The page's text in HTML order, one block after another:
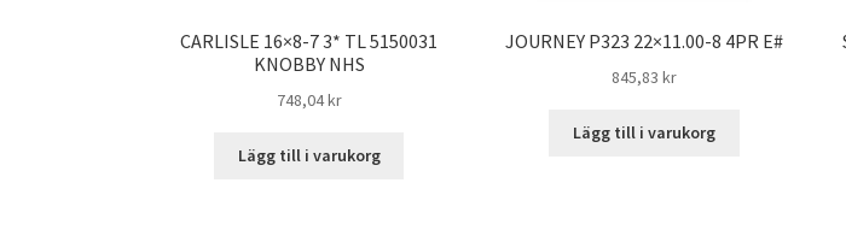
CARLISLE 16×8-7 3* TL 5150031
KNOBBY NHS
748,04 kr
Lägg till i varukorg
JOURNEY P323 22×11.00-8 4PR E#
845,83 kr
Lägg till i varukorg